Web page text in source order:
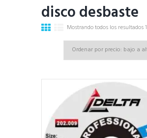
disco desbaste
Mostrando todos los resultados 1